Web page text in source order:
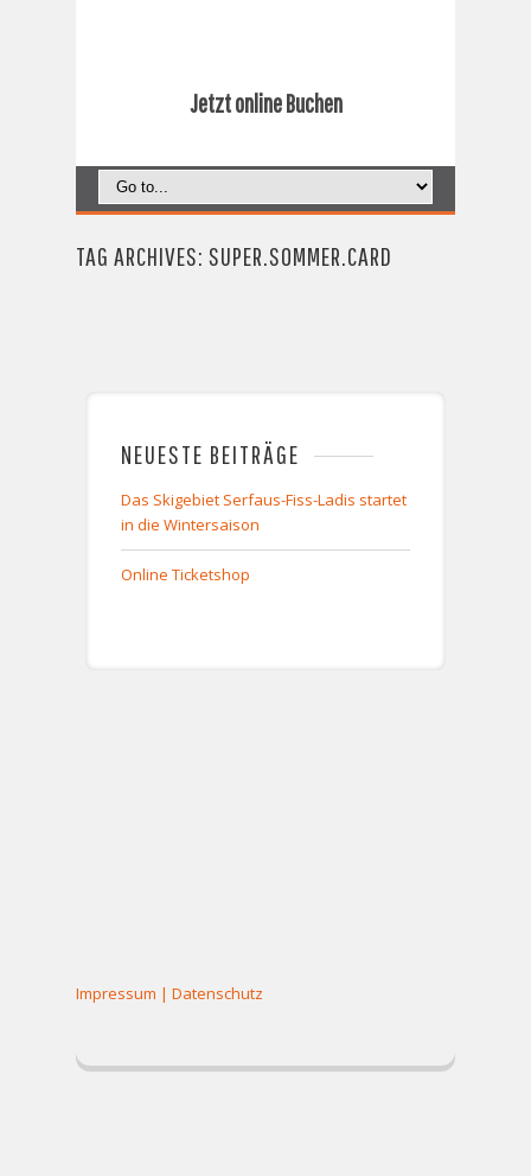
Jetzt online Buchen
TAG ARCHIVES: SUPER.SOMMER.CARD
NEUESTE BEITRÄGE
Das Skigebiet Serfaus-Fiss-Ladis startet
in die Wintersaison
Online Ticketshop
Impressum | Datenschutz